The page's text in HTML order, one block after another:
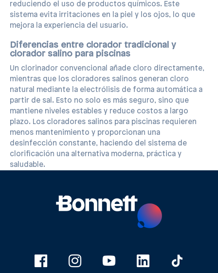
reduciendo el uso de productos químicos. Este
sistema evita irritaciones en la piel y los ojos, lo que
mejora la experiencia del usuario.
Diferencias entre clorador tradicional y
clorador salino para piscinas
Un clorinador convencional añade cloro directamente,
mientras que los cloradores salinos generan cloro
natural mediante la electrólisis de forma automática a
partir de sal. Esto no solo es más seguro, sino que
mantiene niveles estables y reduce costos a largo
plazo. Los cloradores salinos para piscinas requieren
menos mantenimiento y proporcionan una
desinfección constante, haciendo del sistema de
clorificación una alternativa moderna, práctica y
saludable.